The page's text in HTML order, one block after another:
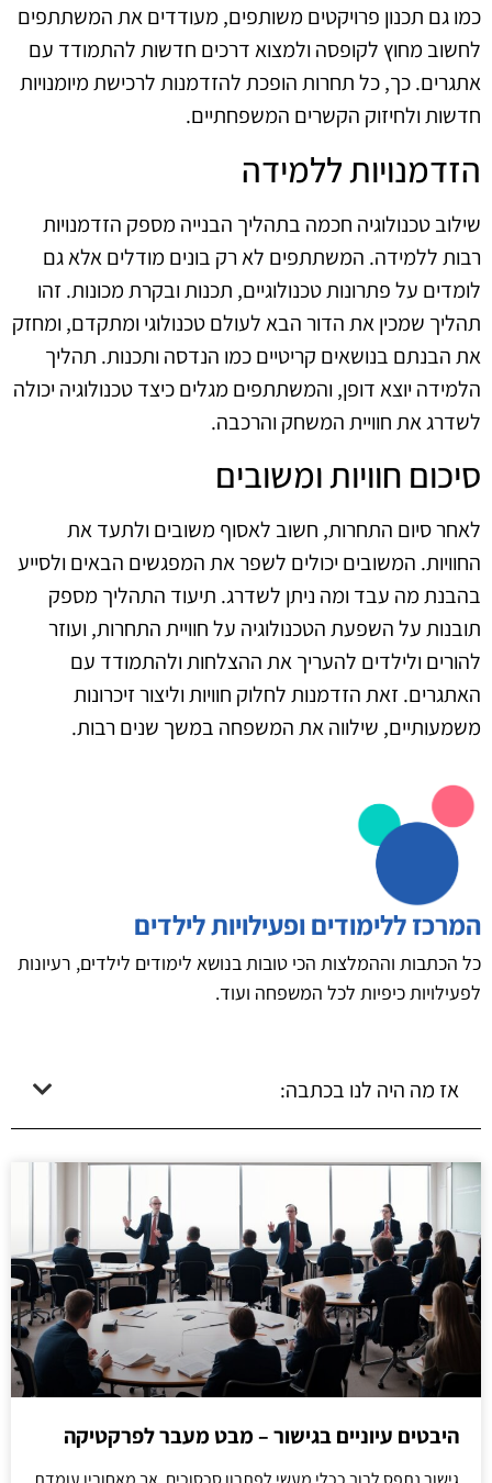
כמו גם תכנון פרויקטים משותפים, מעודדים את המשתתפים
לחשוב מחוץ לקופסה ולמצוא דרכים חדשות להתמודד עם
אתגרים. כך, כל תחרות הופכת להזדמנות לרכישת מיומנויות
חדשות ולחיזוק הקשרים המשפחתיים.
הזדמנויות ללמידה
שילוב טכנולוגיה חכמה בתהליך הבנייה מספק הזדמנויות
רבות ללמידה. המשתתפים לא רק בונים מודלים אלא גם
לומדים על פתרונות טכנולוגיים, תכנות ובקרת מכונות. זהו
תהליך שמכין את הדור הבא לעולם טכנולוגי ומתקדם, ומחזק
את הבנתם בנושאים קריטיים כמו הנדסה ותכנות. תהליך
הלמידה יוצא דופן, והמשתתפים מגלים כיצד טכנולוגיה יכולה
לשדרג את חוויית המשחק והרכבה.
סיכום חוויות ומשובים
לאחר סיום התחרות, חשוב לאסוף משובים ולתעד את
החוויות. המשובים יכולים לשפר את המפגשים הבאים ולסייע
בהבנת מה עבד ומה ניתן לשדרג. תיעוד התהליך מספק
תובנות על השפעת הטכנולוגיה על חוויית התחרות, ועוזר
להורים ולילדים להעריך את ההצלחות ולהתמודד עם
האתגרים. זאת הזדמנות לחלוק חוויות וליצור זיכרונות
משמעותיים, שילווה את המשפחה במשך שנים רבות.
המרכז ללימודים ופעילויות לילדים
כל הכתבות וההמלצות הכי טובות בנושא לימודים לילדים, רעיונות
לפעילויות כיפיות לכל המשפחה ועוד.
אז מה היה לנו בכתבה:
היבטים עיוניים בגישור – מבט מעבר לפרקטיקה